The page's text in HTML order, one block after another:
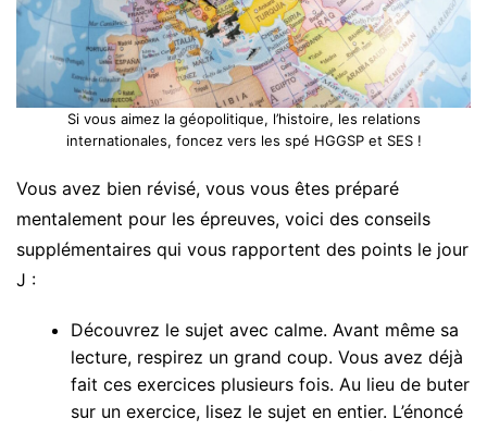
Si vous aimez la géopolitique, l’histoire, les relations
internationales, foncez vers les spé HGGSP et SES !
Vous avez bien révisé, vous vous êtes préparé
mentalement pour les épreuves, voici des conseils
supplémentaires qui vous rapportent des points le jour
J :
Découvrez le sujet avec calme. Avant même sa
lecture, respirez un grand coup. Vous avez déjà
fait ces exercices plusieurs fois. Au lieu de buter
sur un exercice, lisez le sujet en entier. L’énoncé